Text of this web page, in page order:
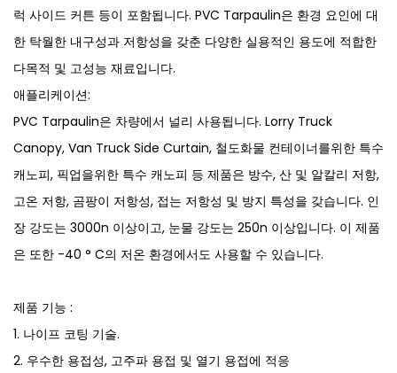
럭 사이드 커튼 등이 포함됩니다. PVC Tarpaulin은 환경 요인에 대
한 탁월한 내구성과 저항성을 갖춘 다양한 실용적인 용도에 적합한
다목적 및 고성능 재료입니다.
애플리케이션:
PVC Tarpaulin은 차량에서 널리 사용됩니다. Lorry Truck
Canopy, Van Truck Side Curtain, 철도화물 컨테이너를위한 특수
캐노피, 픽업을위한 특수 캐노피 등 제품은 방수, 산 및 알칼리 저항,
고온 저항, 곰팡이 저항성, 접는 저항성 및 방지 특성을 갖습니다. 인
장 강도는 3000n 이상이고, 눈물 강도는 250n 이상입니다. 이 제품
은 또한 -40 ° C의 저온 환경에서도 사용할 수 있습니다.
제품 기능 :
1. 나이프 코팅 기술.
2. 우수한 용접성, 고주파 용접 및 열기 용접에 적응